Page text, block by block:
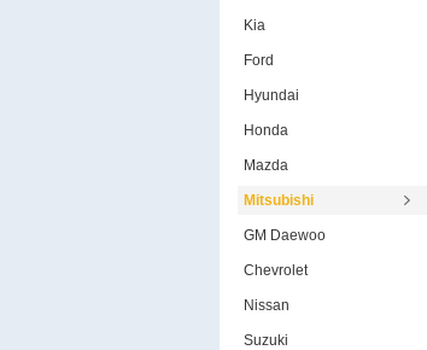
Kia
Ford
Hyundai
Honda
Mazda
Mitsubishi
GM Daewoo
Chevrolet
Nissan
Suzuki